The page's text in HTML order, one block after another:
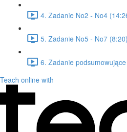
4. Zadanie No2 - No4
5. Zadanie No5 - No7 (8:20)
6. Zadanie
Teach online with